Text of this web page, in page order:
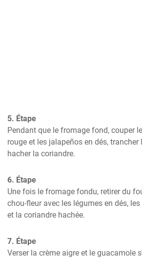
5. Étape
Pendant que le fromage fond, couper
rouge et les jalapeños en dés, trancher
hacher la coriandre.
6. Étape
Une fois le fromage fondu, retirer du
chou-fleur avec les légumes en dés,
et la coriandre hachée.
7. Étape
Verser la crème aigre et le guacamole